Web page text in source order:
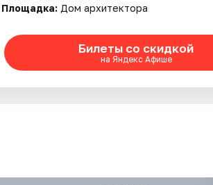
Площадка: Дом архитектора
Билеты со скидкой
на Яндекс Афише